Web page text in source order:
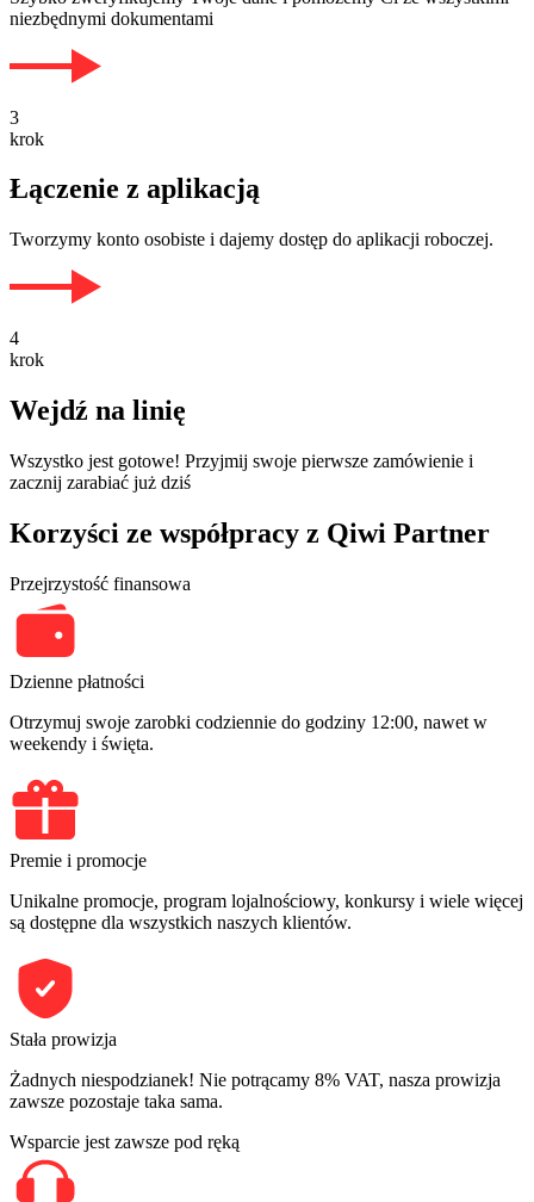
niezbędnymi dokumentami
3
krok
Łączenie z aplikacją
Tworzymy konto osobiste i dajemy dostęp do aplikacji roboczej.
4
krok
Wejdź na linię
Wszystko jest gotowe! Przyjmij swoje pierwsze zamówienie i
zacznij zarabiać już dziś
Korzyści ze współpracy z Qiwi Partner
Przejrzystość finansowa
Dzienne płatności
Otrzymuj swoje zarobki codziennie do godziny 12:00, nawet w
weekendy i święta.
Premie i promocje
Unikalne promocje, program lojalnościowy, konkursy i wiele więcej
są dostępne dla wszystkich naszych klientów.
Stała prowizja
Żadnych niespodzianek! Nie potrącamy 8% VAT, nasza prowizja
zawsze pozostaje taka sama.
Wsparcie jest zawsze pod ręką